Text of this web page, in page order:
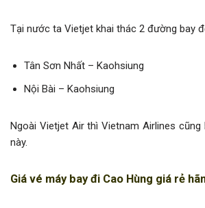
Tại nước ta Vietjet khai thác 2 đường bay
Tân Sơn Nhất – Kaohsiung
Nội Bài – Kaohsiung
Ngoài Vietjet Air thì Vietnam Airlines
này.
Giá vé máy bay đi Cao Hùng giá rẻ